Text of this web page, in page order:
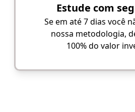
Estude com
Se em até 7 dias você
nossa metodologia,
100% do valor